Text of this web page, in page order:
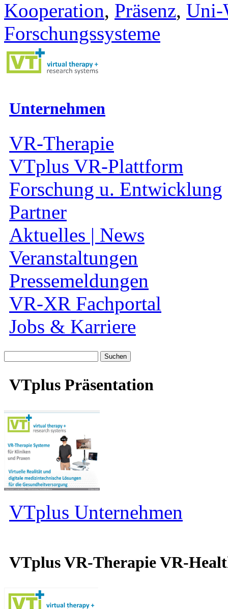
Kooperation, Präsenz, Uni-
Forschungssysteme
Unternehmen
VR-Therapie
VTplus VR-Plattform
Forschung u. Entwicklung
Partner
Aktuelles | News
Veranstaltungen
Pressemeldungen
VR-XR Fachportal
Jobs & Karriere
nach:
VTplus Präsentation
VTplus Unternehmen
VTplus VR-Therapie VR-